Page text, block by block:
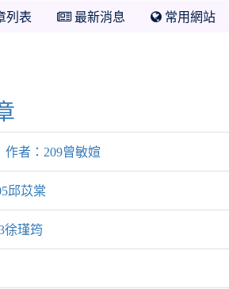
列表 最新消息 常用網站
者：209曾敏媗
邱苡棠
瑾筠